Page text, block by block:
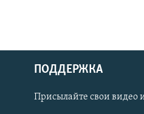
Українською
ПОДДЕРЖКА
Присылайте свои видео